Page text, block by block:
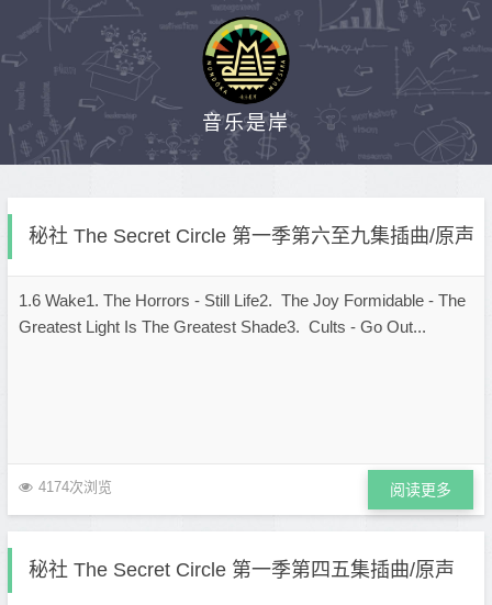
音乐是岸
秘社 The Secret Circle 第一季第六至九集插曲/原声
1.6 Wake1. The Horrors - Still Life2. The Joy Formidable - The
Greatest Light Is The Greatest Shade3. Cults - Go Out...
4174次浏览 阅读更多
秘社 The Secret Circle 第一季第四五集插曲/原声